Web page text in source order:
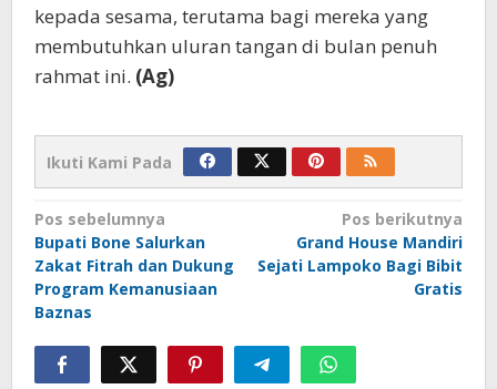
kepada sesama, terutama bagi mereka yang
membutuhkan uluran tangan di bulan penuh
rahmat ini. (Ag)
Ikuti Kami Pada
Navigasi
pos
Pos sebelumnya
Bupati Bone Salurkan
Zakat Fitrah dan Dukung
Program Kemanusiaan
Baznas
Pos berikutnya
Grand House Mandiri
Sejati Lampoko Bagi Bibit
Gratis